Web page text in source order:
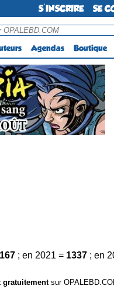
S'INSCRIRE SE
Agendas Boutique
; en 2021 = 1337 ; en
sur